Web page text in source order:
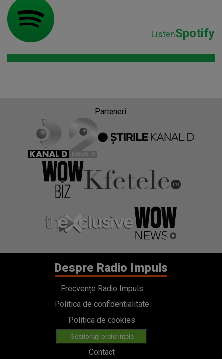
ListenSpotify
Parteneri:
Despre Radio Impuls
Frecvențe Radio Impuls
Politica de confidentialitate
Politica de cookies
Gestionați preferințele
Contact